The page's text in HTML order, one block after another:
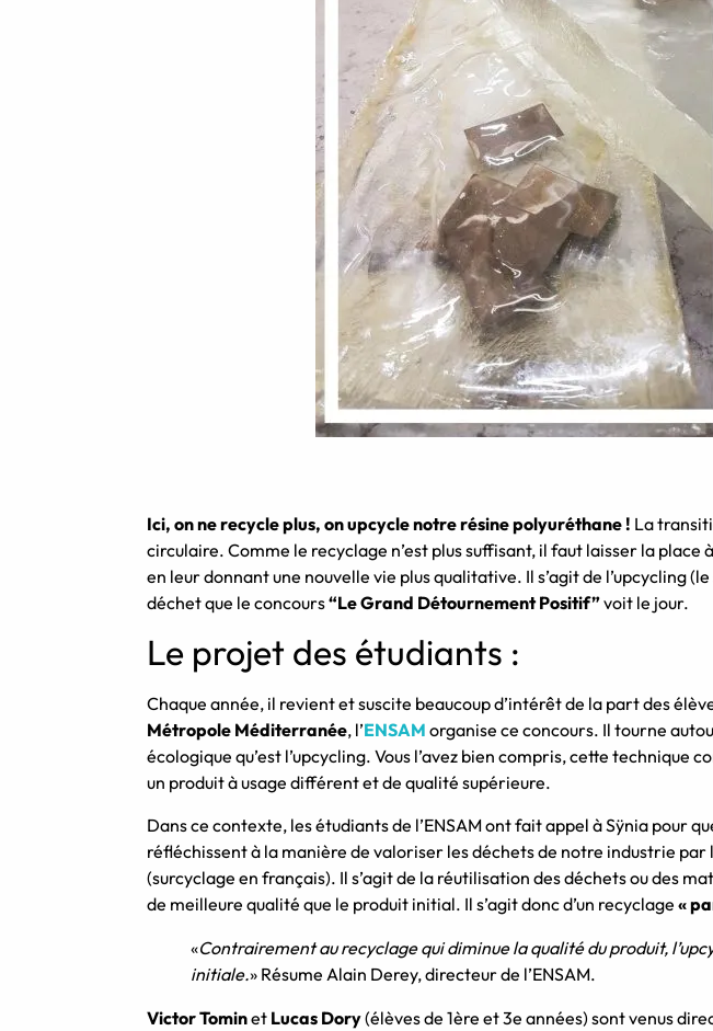
Ici, on ne recycle plus, on upcycle notre résine polyuréthane ! La
circulaire. Comme le recyclage n’est plus suffisant, il faut laisser la
en leur donnant une nouvelle vie plus qualitative. Il s’agit de l’upcycling
déchet que le concours“Le Grand Détournement Positif”voit le jour.
Le projet des étudiants :
Chaque année, il revient et suscite beaucoup d’intérêt de la part des
Métropole Méditerranée, l’ENSAM organise ce concours. Il tourne
écologique qu’est l’upcycling. Vous l’avez bien compris, cette
un produit à usage différent et de qualité supérieure.
Dans ce contexte, les étudiants de l’ENSAM ont fait appel à Sÿnia pour
réfléchissent à la manière de valoriser les déchets de notre industrie
(surcyclage en français). Il s’agit de la réutilisation des déchets ou des
de meilleure qualité que le produit initial. Il s’agit donc d’un recyclage«
«Contrairement au recyclage qui diminue la qualité du produit,
initiale.» Résume Alain Derey, directeur de l’ENSAM.
Victor Tominet Lucas Dory(élèves de 1ère et 3e années) sont venus